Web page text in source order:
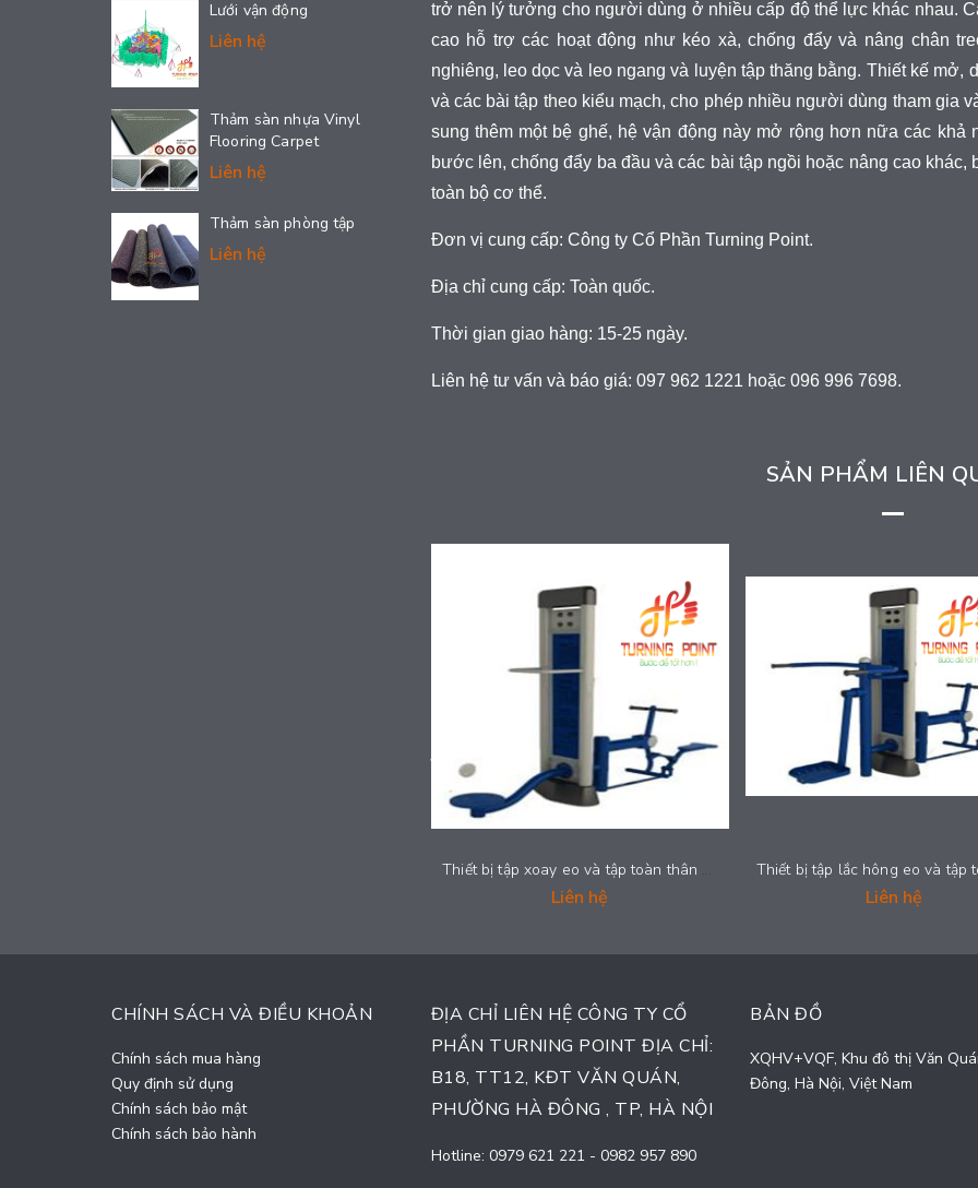
trở nên lý tưởng cho người dùng ở nhiều cấp độ thể lực khác nhau.
cao hỗ trợ các hoạt động như kéo xà, chống đẩy và nâng chân
nghiêng, leo dọc và leo ngang và luyện tập thăng bằng. Thiết kế mở,
và các bài tập theo kiểu mạch, cho phép nhiều người dùng tham gia
sung thêm một bệ ghế, hệ vận động này mở rộng hơn nữa các khả
bước lên, chống đẩy ba đầu và các bài tập ngồi hoặc nâng cao
toàn bộ cơ thể.
Đơn vị cung cấp: Công ty Cổ Phần Turning Point.
Địa chỉ cung cấp: Toàn quốc.
Thời gian giao hàng: 15-25 ngày.
Liên hệ tư vấn và báo giá: 097 962 1221 hoặc 096 996 7698.
SẢN PHẨM LIÊN
Thiết bị tập xoay eo và tập toàn thân - 2024-GYMML35
Liên hệ Liên hệ
Lưới vận động
Liên hệ
Thảm sàn nhựa Vinyl
Flooring Carpet
Liên hệ
Thảm sàn phòng tập
Liên hệ
CHÍNH SÁCH VÀ ĐIỀU KHOẢN
Chính sách mua hàng
Quy định sử dụng
Chính sách bảo mật
Chính sách bảo hành
ĐỊA CHỈ LIÊN HỆ CÔNG TY CỔ
PHẦN TURNING POINT ĐỊA CHỈ:
B18, TT12, KĐT VĂN QUÁN,
PHƯỜNG HÀ ĐÔNG , TP, HÀ NỘI
Hotline: 0979 621 221 - 0982 957 890
BẢN ĐỒ
XQHV+VQF, Khu đô thị Văn
Đông, Hà Nội, Việt Nam